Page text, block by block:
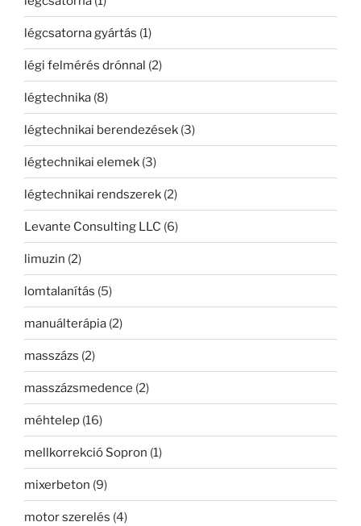
légcsatorna gyártás (1)
légi felmérés drónnal (2)
légtechnika (8)
légtechnikai berendezések (3)
légtechnikai elemek (3)
légtechnikai rendszerek (2)
Levante Consulting LLC (6)
limuzin (2)
lomtalanítás (5)
manuálterápia (2)
masszázs (2)
masszázsmedence (2)
méhtelep (16)
mellkorrekció Sopron (1)
mixerbeton (9)
motor szerelés (4)